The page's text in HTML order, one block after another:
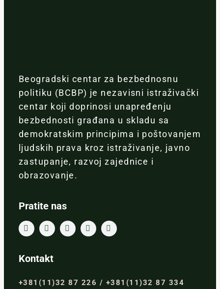
Beogradski centar za bezbednosnu
politiku (BCBP) je nezavisni istraživački
centar koji doprinosi unapređenju
bezbednosti građana u skladu sa
demokratskim principima i poštovanjem
ljudskih prava kroz istraživanje, javno
zastupanje, razvoj zajednice i
obrazovanje.
Pratite nas
Kontakt
+381(11)32 87 226 / +381(11)32 87 334